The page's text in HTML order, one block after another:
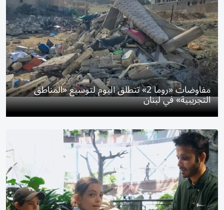
مفاوضات «روما 2» تنطلق اليوم لتوسيع «المناطق
التجريبية» في لبنان